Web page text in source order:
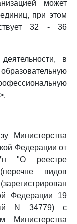
может
при этом
32 - 36
в
Министерства
Федерации от
"О реестре
видов
Федерации 19
N 34779) с
Министерства